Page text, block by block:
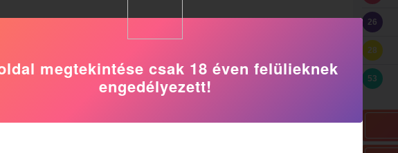
26
28
53
megtekintése csak 18 éven felülieknek
engedélyezett!